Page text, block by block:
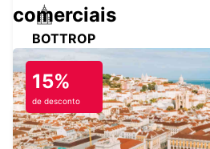
BOTTROP
BOTTROP - GERMANY
comerciais
15%
de desconto